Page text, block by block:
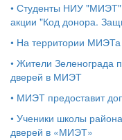
• Студенты НИУ "МИЭТ"
акции "Код донора.
• На территории МИЭТа
• Жители Зеленограда
дверей в МИЭТ
• МИЭТ предоставит
• Ученики школы
дверей в «МИЭТ»